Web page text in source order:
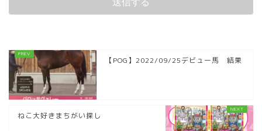
【POG】2022/09/25デビュー馬 結果
ねこ大好きまちがい探し